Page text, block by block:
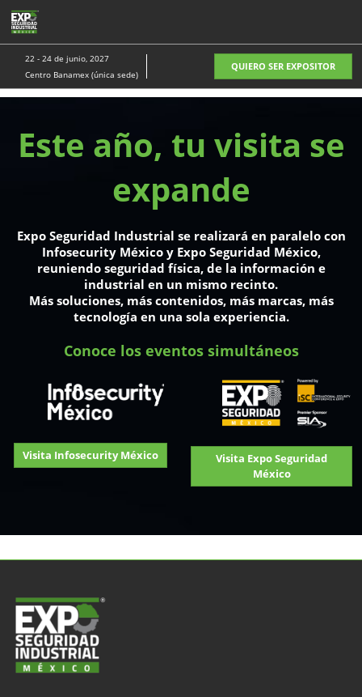
Saltar
al
contenido
22 - 24 de junio, 2027
Centro Banamex (única sede)
QUIERO SER EXPOSITOR
​ Este año, tu visita se
expande​
Expo Seguridad Industrial se realizará en paralelo con
Infosecurity México y Expo Seguridad México,
reuniendo seguridad física, de la información e
industrial en un mismo recinto.​
Más soluciones, más contenidos, más marcas, más
tecnología en una sola experiencia.​
Conoce los eventos simultáneos​
Visita Infosecurity México
Visita Expo Seguridad
México